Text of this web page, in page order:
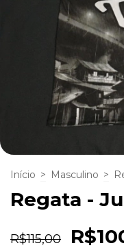
Início > Masculino >
Regata -
R$115,00